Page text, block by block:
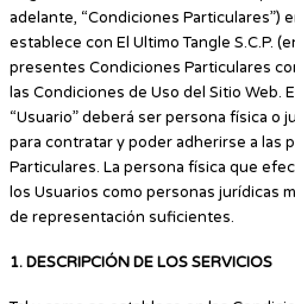
adelante, “Condiciones Particulares”)
establece con El Ultimo Tangle S.C.P.
presentes Condiciones Particulares
las Condiciones de Uso del Sitio Web.
“Usuario” deberá ser persona física o
para contratar y poder adherirse a las
Particulares. La persona física que
los Usuarios como personas jurídicas
de representación suficientes.
1. DESCRIPCIÓN DE LOS SERVICIOS